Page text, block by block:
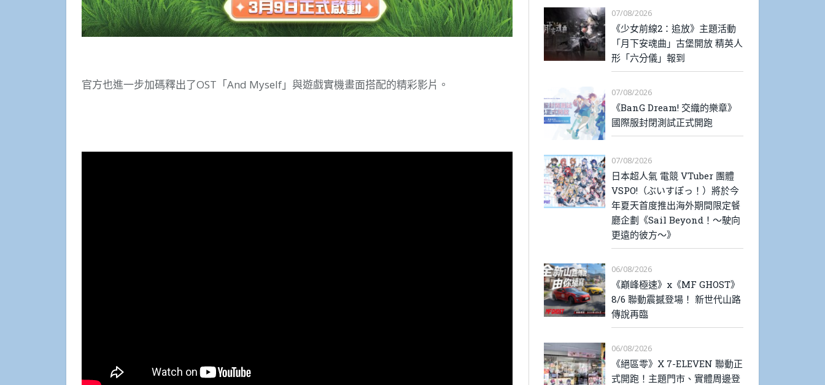
官方也進一步加碼釋出了OST「And Myself」與遊戲實機畫面搭配的精彩影片。
07/08/2026
《少女前線2：追放》主題活動
「月下安魂曲」古堡開放 精英人
形「六分儀」報到
07/08/2026
《BanG Dream! 交織的樂章》
國際服封閉測試正式開跑
07/08/2026
日本超人氣 電競 VTuber 團體
VSPO!（ぶいすぽっ！）將於今
年夏天首度推出海外期間限定餐
廳企劃《Sail Beyond！～駛向
更遠的彼方～》
06/08/2026
《巔峰極速》x《MF GHOST》
8/6 聯動震撼登場！ 新世代山路
傳說再臨
06/08/2026
《絕區零》X 7-ELEVEN 聯動正
式開跑！主題門市、實體周邊登